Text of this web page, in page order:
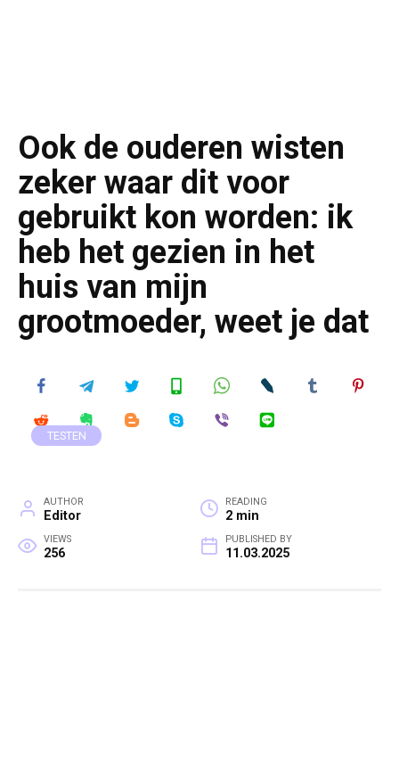
Ook de ouderen wisten
zeker waar dit voor
gebruikt kon worden: ik
heb het gezien in het
huis van mijn
grootmoeder, weet je dat
TESTEN
AUTHOR
Editor
READING
2 min
VIEWS
256
PUBLISHED BY
11.03.2025